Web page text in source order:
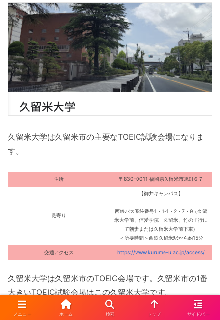
久留米大学は久留米市の主要なTOEIC試験会場になりま
す。
住所 〒830-0011 福岡県久留米市旭町６７
最寄り
【御井キャンパス】
西鉄バス系統番号1・1-1・2・7・9（久留
米大学前、信愛学院 久留米、竹の子行に
て朝妻または久留米大学前下車）
＜所要時間＞西鉄久留米駅から約15分
交通アクセス https://www.kurume-u.ac.jp/access/
久留米大学は久留米市のTOEIC会場です。久留米市の1番
大きいTOEIC試験会場はこの久留米大学です。
メニュー ホーム 検索 トップ サイドバー